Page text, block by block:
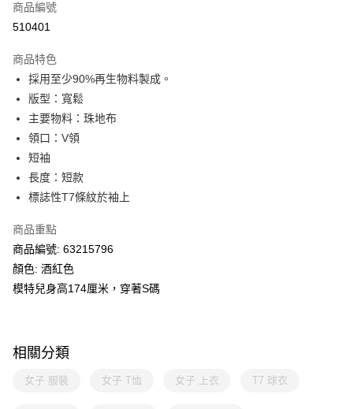
線上付款
Alipay, PayMe, WeChat Pay, UnionPay, FPS
送貨方式
單筆訂單淨值滿$399可享免運費優惠
每筆HK$30.00，滿HK$399.00或以上免運費
滿$599可享澳門免運費優惠
商品編號
510401
商品特色
採用至少90%再生物料製成。
版型：寬鬆
主要物料：珠地布
領口：V領
短袖
長度：短款
標誌性T7條紋於袖上
商品重點
商品編號: 63215796
顏色: 酒紅色
模特兒身高174厘米，穿著S碼
相關分類
女子 服裝 女子 T恤 女子 上衣 T7 球衣